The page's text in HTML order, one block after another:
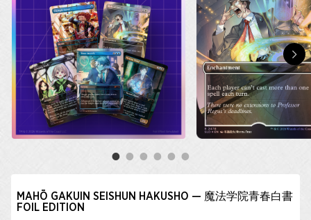
MAHŌ GAKUIN SEISHUN HAKUSHO — 魔法学院青春白書
FOIL EDITION